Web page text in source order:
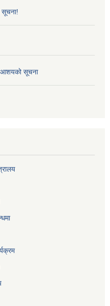
सूचना!
आशयको सूचना